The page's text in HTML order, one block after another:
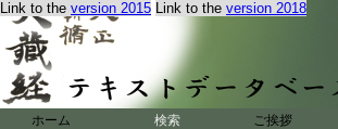
Link to the version 2015 Link to the version 2018
ホーム 検索 ご挨拶